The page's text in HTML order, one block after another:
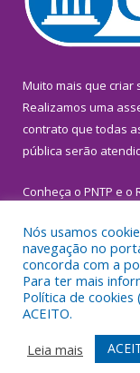
Muito mais que criar
Realizamos uma
contrato que todas
pública serão
Conheça o PNTP e o
Todos os
Mapa do Site
Acessar Webmail
Nós usamos
navegação no
concorda com a
Para ter mais
Política de cookies (
ACEITO.
Leia mais